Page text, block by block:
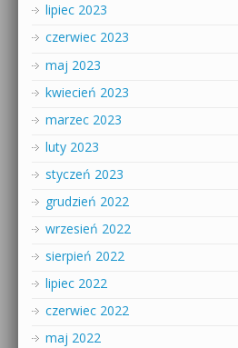
lipiec 2023
czerwiec 2023
maj 2023
kwiecień 2023
marzec 2023
luty 2023
styczeń 2023
grudzień 2022
wrzesień 2022
sierpień 2022
lipiec 2022
czerwiec 2022
maj 2022